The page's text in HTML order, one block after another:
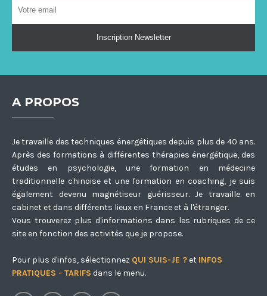
A PROPOS
Je travaille des techniques énergétiques depuis plus de 40 ans.
Après des formations à différentes thérapies énergétique, des
études en psychologie, une formation en médecine
traditionnelle chinoise et une formation en coaching, je suis
également devenu magnétiseur guérisseur. Je travaille en
cabinet et dans différents lieux en France et à l'étranger.
Vous trouverez plus d'informations dans les rubriques de ce
site en fonction des activités que je propose.
Pour plus d'infos, sélectionnez QUI SUIS-JE ? et INFOS
PRATIQUES - TARIFS dans le menu.